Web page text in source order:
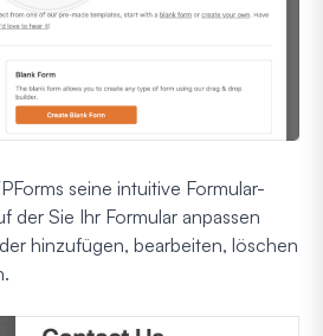
seine intuitive Formular-
der Sie Ihr Formular anpassen
hinzufügen, bearbeiten, löschen